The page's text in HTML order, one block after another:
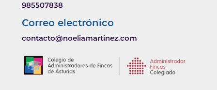
985507838
Correo electrónico
contacto@noeliamartinez.com